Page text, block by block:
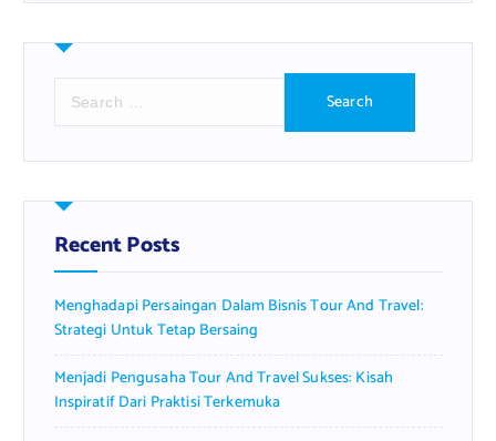
r
h
f
o
:
Recent Posts
Menghadapi Persaingan Dalam Bisnis Tour And Travel:
Strategi Untuk Tetap Bersaing
Menjadi Pengusaha Tour And Travel Sukses: Kisah
Inspiratif Dari Praktisi Terkemuka